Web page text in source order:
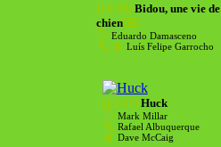
[14:39] Bidou, une vie de
chien
Eduardo Damasceno
Luís Felipe Garrocho
[21:47] Huck
Mark Millar
Rafael Albuquerque
Dave McCaig